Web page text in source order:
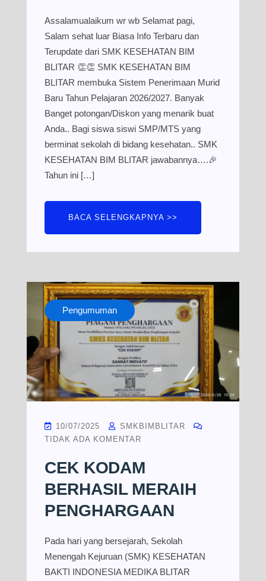
Assalamualaikum wr wb Selamat pagi,
Salam sehat luar Biasa Info Terbaru dan
Terupdate dari SMK KESEHATAN BIM
BLITAR 👏👏 SMK KESEHATAN BIM
BLITAR membuka Sistem Penerimaan Murid
Baru Tahun Pelajaran 2026/2027. Banyak
Banget potongan/Diskon yang menarik buat
Anda.. Bagi siswa siswi SMP/MTS yang
berminat sekolah di bidang kesehatan.. SMK
KESEHATAN BIM BLITAR jawabannya….🎉
Tahun ini […]
BACA SELENGKAPNYA >>
Pengumuman
10/07/2025
SMKBIMBLITAR
TIDAK ADA KOMENTAR
CEK KODAM
BERHASIL MERAIH
PENGHARGAAN
Pada hari yang bersejarah, Sekolah
Menengah Kejuruan (SMK) KESEHATAN
BAKTI INDONESIA MEDIKA BLITAR